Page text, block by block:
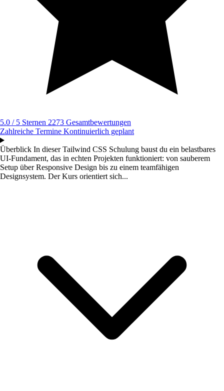
5.0 / 5 Sternen 2273 Gesamtbewertungen
Zahlreiche Termine Kontinuierlich geplant
Überblick In dieser Tailwind CSS Schulung baust du ein belastbares
UI-Fundament, das in echten Projekten funktioniert: von sauberem
Setup über Responsive Design bis zu einem teamfähigen
Designsystem. Der Kurs orientiert sich...